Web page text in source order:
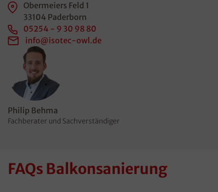
Philip Behma
Fachberater und Sachverständiger
Obermeiers Feld 1
33104 Paderborn
05254 - 9 30 98 80
info@isotec-owl.de
FAQs Balkonsanierung